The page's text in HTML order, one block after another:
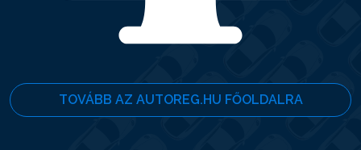
TOVÁBB AZ AUTOREG.HU FŐOLDALRA